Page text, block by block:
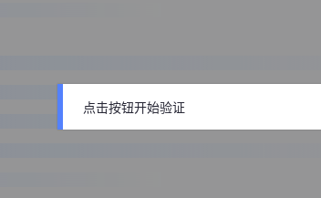
点击按钮开始验证